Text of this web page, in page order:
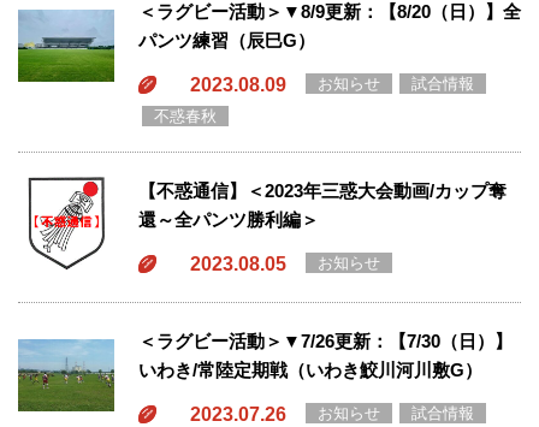
＜ラグビー活動＞▼8/9更新：【8/20（日）】全
パンツ練習（辰巳G）
2023.08.09 お知らせ
試合情報
不惑春秋
【不惑通信】＜2023年三惑大会動画/カップ奪
還～全パンツ勝利編＞
2023.08.05 お知らせ
＜ラグビー活動＞▼7/26更新：【7/30（日）】
いわき/常陸定期戦（いわき鮫川河川敷G）
2023.07.26 お知らせ 試合情報